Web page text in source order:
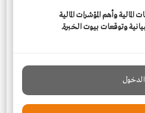
وأهم المؤشرات المالية
وتوقعات بيوت الخبرة.
الدخول